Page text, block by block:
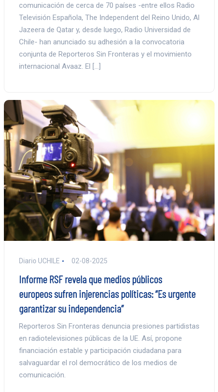
comunicación de cerca de 70 países -entre ellos Radio
Televisión Española, The Independent del Reino Unido, Al
Jazeera de Qatar y, desde luego, Radio Universidad de
Chile- han anunciado su adhesión a la convocatoria
conjunta de Reporteros Sin Fronteras y el movimiento
internacional Avaaz. El […]
Diario UCHILE 02-08-2025
Informe RSF revela que medios públicos
europeos sufren injerencias políticas: “Es urgente
garantizar su independencia”
Reporteros Sin Fronteras denuncia presiones partidistas
en radiotelevisiones públicas de la UE. Así, propone
financiación estable y participación ciudadana para
salvaguardar el rol democrático de los medios de
comunicación.